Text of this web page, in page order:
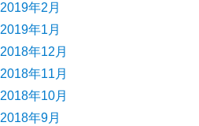
2019年2月
2019年1月
2018年12月
2018年11月
2018年10月
2018年9月